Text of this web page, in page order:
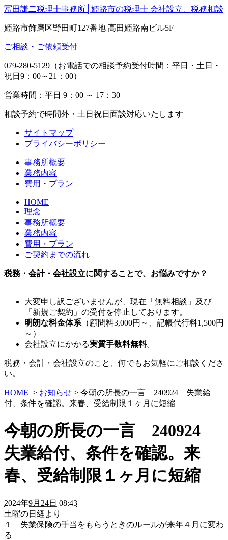
冨田謙二税理士事務所│姫路市の税理士 会社設立、税務相談
姫路市飾磨区野田町127番地 高田姫路南ビル5F
ご相談・ご依頼受付
079-280-5129（お電話での相談予約受付時間：平日・土日・
祝日9：00～21：00）
営業時間：平日 9：00 ～ 17：30
相談予約で時間外・土日祝日面談対応いたします
サイトマップ
プライバシーポリシー
事務所概要
業務内容
費用・プラン
HOME
理念
事務所概要
業務内容
費用・プラン
ご契約までの流れ
税務・会計・会社設立に関することで、お悩みですか？
大変申し訳ございませんが、現在「無料相談」及び
「新規ご契約」の受付を停止しております。
明朗な料金体系 （顧問料3,000円～、記帳代行料1,500円
～）
会社設立にかかる実質手数料無料。
税務・会計・会社設立のこと、何でもお気軽にご相談くださ
い。
HOME > お知らせ > 今朝の所長の一言 240924 失業給
付、条件を確認。来春、受給制限１ヶ月に短縮
今朝の所長の一言 240924
失業給付、条件を確認。来
春、受給制限１ヶ月に短縮
2024年9月24日 08:43
土曜の日経より
１ 失業保険の手当をもらうときのルールが来年４月に変わ
る